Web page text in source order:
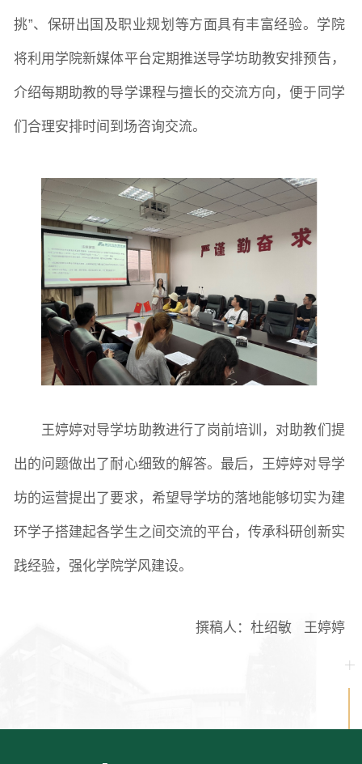
挑”、保研出国及职业规划等方面具有丰富经验。学院
将利用学院新媒体平台定期推送导学坊助教安排预告，
介绍每期助教的导学课程与擅长的交流方向，便于同学
们合理安排时间到场咨询交流。
王婷婷对导学坊助教进行了岗前培训，对助教们提
出的问题做出了耐心细致的解答。最后，王婷婷对导学
坊的运营提出了要求，希望导学坊的落地能够切实为建
环学子搭建起各学生之间交流的平台，传承科研创新实
践经验，强化学院学风建设。
撰稿人：杜绍敏 王婷婷